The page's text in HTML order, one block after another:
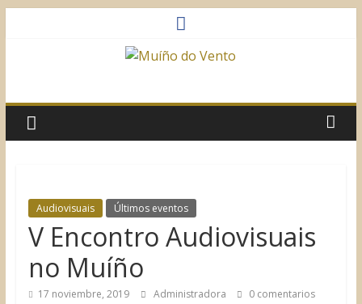
do
Asociación
Sociocultural
Audiovisuais Últimos eventos
V Encontro Audiovisuais
no Muíño
17 noviembre, 2019 Administradora 0 comentarios